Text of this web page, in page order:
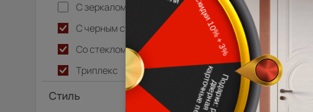
С зеркалом
С черным стеклом
Со стеклом
Триплекс
Стиль